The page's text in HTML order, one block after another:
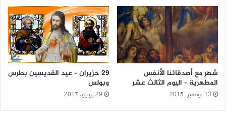
شهر مع أصدقائنا الأنفس
المطهرية – اليوم الثالث عشر
13 نوفمبر، 2015
29 حزيران – عيد القديسين بطرس
وبولس
29 يونيو، 2017